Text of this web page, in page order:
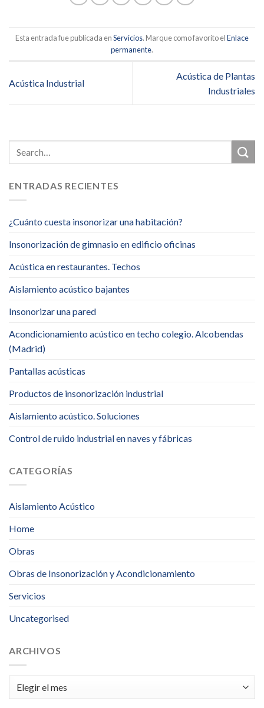
Esta entrada fue publicada enServicios. Marque como favorito elEnlace
permanente.
Acústica Industrial
Acústica de Plantas
Industriales
ENTRADAS RECIENTES
¿Cuánto cuesta insonorizar una habitación?
Insonorización de gimnasio en edificio oficinas
Acústica en restaurantes. Techos
Aislamiento acústico bajantes
Insonorizar una pared
Acondicionamiento acústico en techo colegio. Alcobendas
(Madrid)
Pantallas acústicas
Productos de insonorización industrial
Aislamiento acústico. Soluciones
Control de ruido industrial en naves y fábricas
CATEGORÍAS
Aislamiento Acústico
Home
Obras
Obras de Insonorización y Acondicionamiento
Servicios
Uncategorised
ARCHIVOS